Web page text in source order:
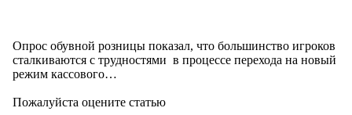
Опрос обувной розницы показал, что большинство игроков
сталкиваются с трудностями в процессе перехода на новый
режим кассового…
Пожалуйста оцените статью